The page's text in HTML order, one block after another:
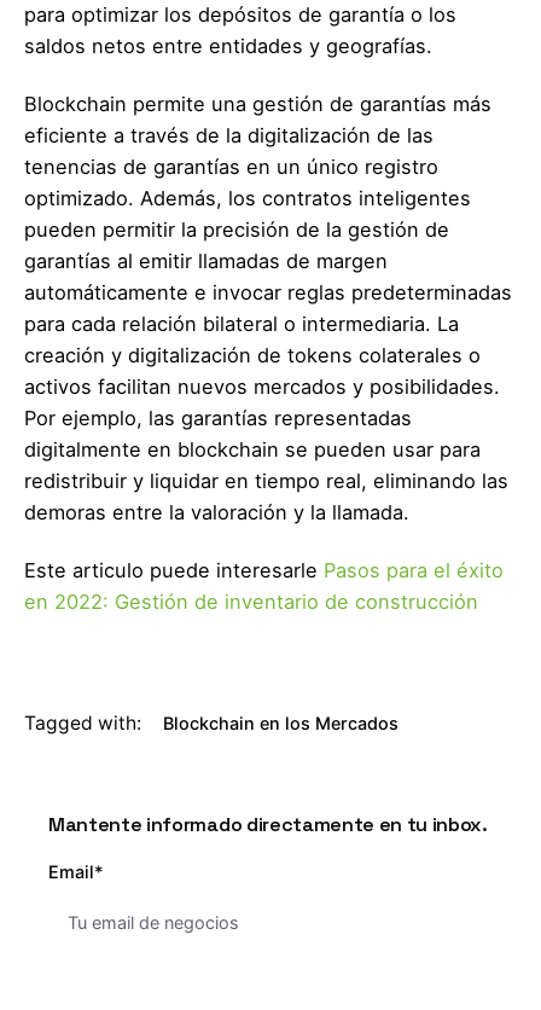
para optimizar los depósitos de garantía o los
saldos netos entre entidades y geografías.
Blockchain permite una gestión de garantías más
eficiente a través de la digitalización de las
tenencias de garantías en un único registro
optimizado. Además, los contratos inteligentes
pueden permitir la precisión de la gestión de
garantías al emitir llamadas de margen
automáticamente e invocar reglas predeterminadas
para cada relación bilateral o intermediaria. La
creación y digitalización de tokens colaterales o
activos facilitan nuevos mercados y posibilidades.
Por ejemplo, las garantías representadas
digitalmente en blockchain se pueden usar para
redistribuir y liquidar en tiempo real, eliminando las
demoras entre la valoración y la llamada.
Este articulo puede interesarle Pasos para el éxito
en 2022: Gestión de inventario de construcción
Tagged with: Blockchain en los Mercados
Mantente informado directamente en tu inbox.
Email*